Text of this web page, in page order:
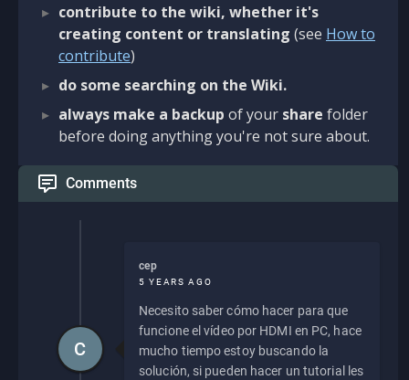
contribute to the wiki, whether it's
creating content or translating (see How to
contribute)
do some searching on the Wiki.
always make a backup of your share folder
before doing anything you're not sure about.
Comments
cep
5 YEARS AGO
Necesito saber cómo hacer para que
funcione el vídeo por HDMI en PC, hace
mucho tiempo estoy buscando la
solución, si pueden hacer un tutorial les
C